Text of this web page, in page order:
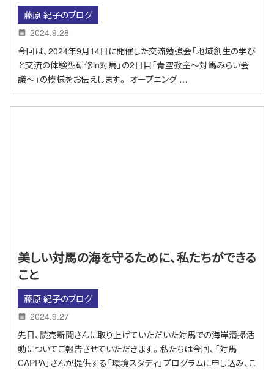
藤原 紀子のブログ
2024.9.28
今回は、2024年9月14日に開催した交流勉強会「地域創生の学び
と交流の体験型研修in対馬」の2日目「青空教室～対馬みらい会
議～」の模様をお伝えします。 オープニング …
美しい対馬の海を守るために、私たちができる
こと
藤原 紀子のブログ
2024.9.27
先日、読売新聞さんに取り上げていただいた対馬での海岸清掃活
動についてご報告させていただきます。私たちは今回、「対馬
CAPPA」さんが提供する「環境スタディ」プログラムに申し込み、こ